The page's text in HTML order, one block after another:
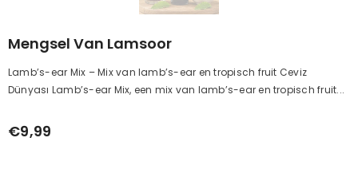
Mengsel Van Lamsoor
Lamb’s-ear Mix – Mix van lamb’s-ear en tropisch fruit Ceviz
Dünyası Lamb’s-ear Mix, een mix van lamb’s-ear en tropisch fruit...
€9,99